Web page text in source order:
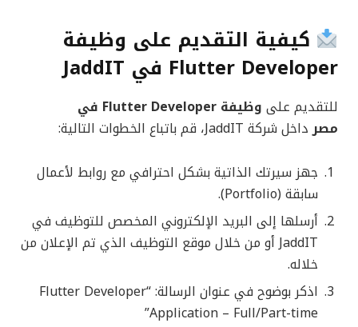
كيفية التقديم على وظيفة
Flutter Developer في JaddIT
للتقديم على
وظيفة Flutter Developer في
مصرداخل شركة JaddIT، قم باتباع الخطوات التالية:
جهز سيرتك الذاتية بشكل احترافي مع روابط لأعمال
سابقة (Portfolio).
أرسلها إلى البريد الإلكتروني المخصص للتوظيف في
JaddIT أو من خلال موقع التوظيف الذي تم الإعلان من
خلاله.
اذكر بوضوح في عنوان الرسالة: “Flutter Developer
Application – Full/Part-time”